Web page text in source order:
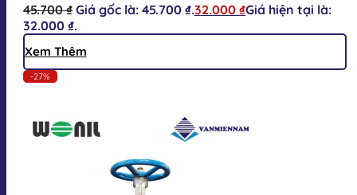
45.700₫ Giá gốc là: 45.700 ₫.32.000 ₫Giá hiện tại là:
32.000 ₫.
Xem Thêm
-27%